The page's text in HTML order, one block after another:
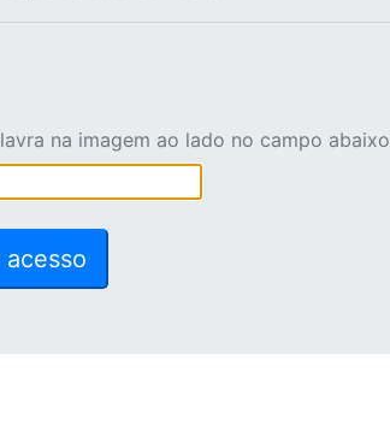
na imagem ao lado no campo abaixo